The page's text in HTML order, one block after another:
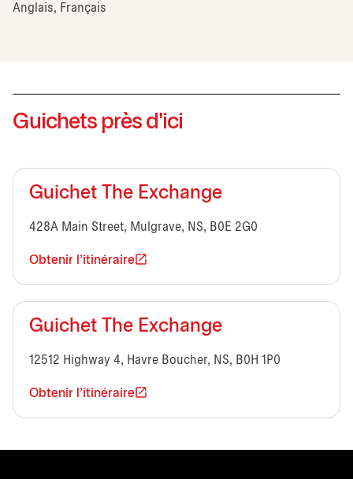
Anglais, Français
Guichets près d'ici
Guichet The Exchange
428A Main Street, Mulgrave, NS, B0E 2G0
Obtenir l'itinéraire
Guichet The Exchange
12512 Highway 4, Havre Boucher, NS, B0H 1P0
Obtenir l'itinéraire